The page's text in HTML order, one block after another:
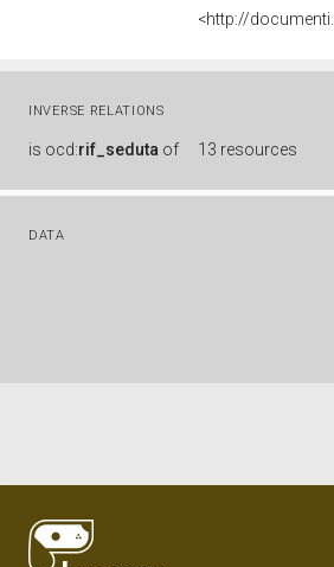
INVERSE RELATIONS
is ocd:rif_seduta of 13 resources
DATA